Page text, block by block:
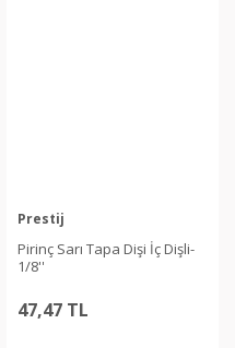
Prestij
Pirinç Sarı Tapa Dişi İç Dişli-
1/8''
47,47 TL